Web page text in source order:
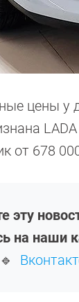
цены у
от 678
эту
на наши
🔹